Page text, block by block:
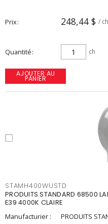
Prix 248,44 $ / ch
Quantité ch
AJOUTER AU
PANIER
STAMH400WUSTD
PRODUITS STANDARD 68500
E39 4000K CLAIRE
Manufacturier :
PRODUITS